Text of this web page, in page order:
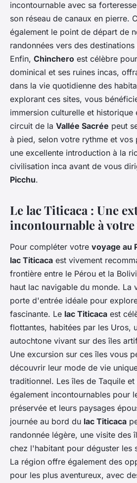
incontournable avec sa
son réseau de canaux en pierre.
également le point de départ de
randonnées vers des
Enfin, Chinchero est célèbre
dominical et ses ruines incas,
dans la vie quotidienne des
explorant ces sites, vous
immersion culturelle et historique
circuit de la Vallée Sacrée peut
à pied, selon votre rythme et vos
une excellente introduction à la
civilisation inca avant de vous
Picchu.
Le lac Titicaca : Une
incontournable à votre
Pour compléter votre voyage au
lac Titicaca est vivement
frontière entre le Pérou et la
haut lac navigable du monde. La
porte d'entrée idéale pour
fascinante. Le lac Titicaca est
flottantes, habitées par les Uros,
autochtone vivant sur des îles
Une excursion sur ces îles vous
découvrir leur mode de vie
traditionnel. Les îles de Taquile
également incontournables pour
préservée et leurs paysages
journée au bord du lac Titicaca
randonnée légère, une visite des
chez l'habitant pour déguster les
La région offre également des
pour les plus aventureux, avec